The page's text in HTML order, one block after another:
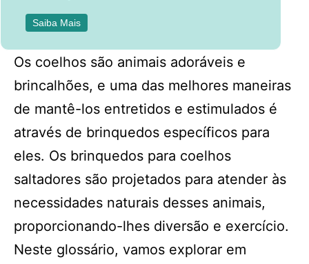
Saiba Mais
Os coelhos são animais adoráveis e
brincalhões, e uma das melhores maneiras
de mantê-los entretidos e estimulados é
através de brinquedos específicos para
eles. Os brinquedos para coelhos
saltadores são projetados para atender às
necessidades naturais desses animais,
proporcionando-lhes diversão e exercício.
Neste glossário, vamos explorar em